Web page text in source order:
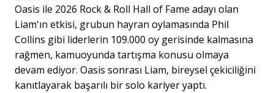
Oasis ile 2026 Rock & Roll Hall of Fame adayı olan
Liam'ın etkisi, grubun hayran oylamasında Phil
Collins gibi liderlerin 109.000 oy gerisinde kalmasına
rağmen, kamuoyunda tartışma konusu olmaya
devam ediyor. Oasis sonrası Liam, bireysel çekiciliğini
kanıtlayarak başarılı bir solo kariyer yaptı.